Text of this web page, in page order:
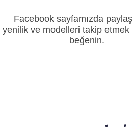
Facebook sayfamızda
yenilik ve modelleri takip etmek
beğenin.